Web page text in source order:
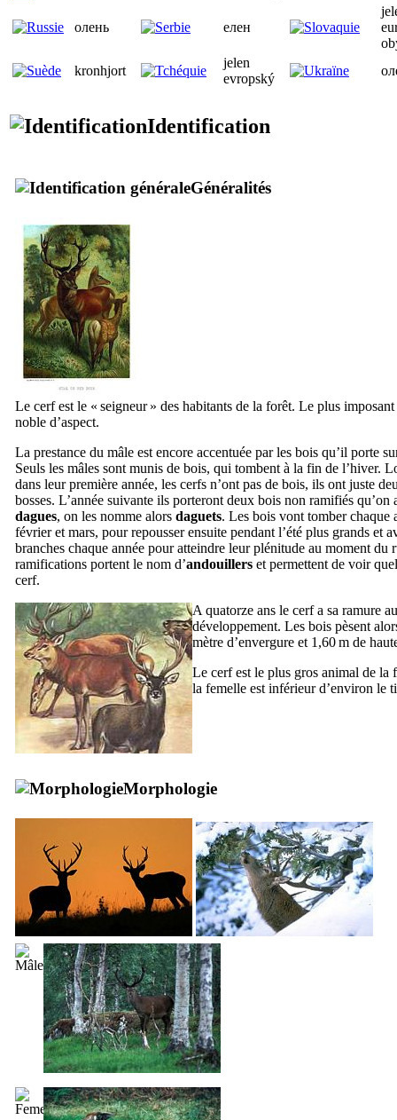
олень елен
kronhjort
jelen
evropský
Identification
Généralités
Le cerf est le « seigneur » des habitants de la forêt. Le plus
noble d’aspect.
La prestance du mâle est encore accentuée par les bois qu’il porte
Seuls les mâles sont munis de bois, qui tombent à la fin de l’hiver.
dans leur première année, les cerfs n’ont pas de bois, ils ont juste
bosses. L’année suivante ils porteront deux bois non ramifiés qu’on
dagues, on les nomme alors daguets. Les bois vont tomber chaque
février et mars, pour repousser ensuite pendant l’été plus grands et
branches chaque année pour atteindre leur plénitude au moment du
ramifications portent le nom d’andouillers et permettent de voir
cerf.
A quatorze ans le cerf a sa ramure
développement. Les bois pèsent
mètre d’envergure et 1,60 m de
Le cerf est le plus gros animal de la
la femelle est inférieur d’environ le
Morphologie